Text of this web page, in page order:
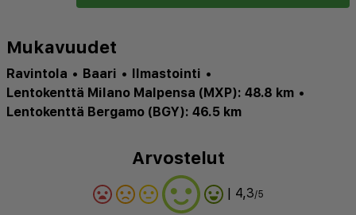
Mukavuudet
Ravintola • Baari • Ilmastointi •
Lentokenttä Milano Malpensa (MXP): 48.8 km •
Lentokenttä Bergamo (BGY): 46.5 km
Arvostelut
| 4,3/5